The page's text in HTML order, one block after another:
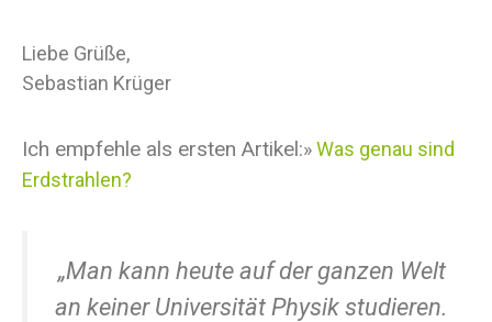
Liebe Grüße,
Sebastian Krüger
Ich empfehle als ersten Artikel:»Was genau sind
Erdstrahlen?
„Man kann heute auf der ganzen Welt
an keiner Universität Physik studieren.